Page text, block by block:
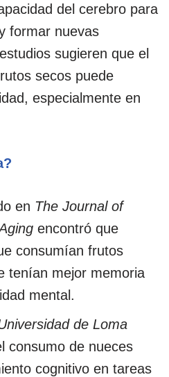
del cerebro para
formar nuevas
sugieren que el
secos puede
especialmente en
en The Journal of
encontró que
consumían frutos
tenían mejor memoria
mental.
de Loma
consumo de nueces
cognitivo en tareas